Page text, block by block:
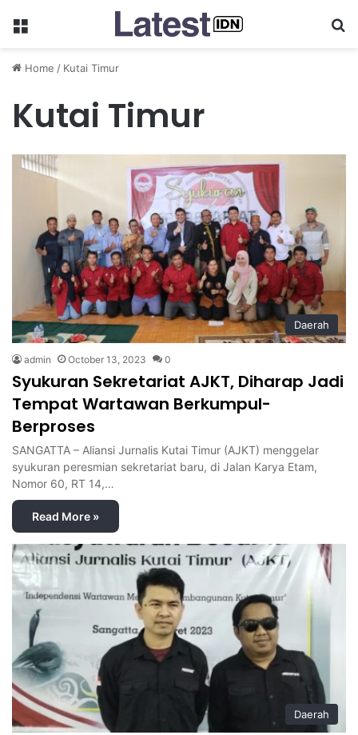
Menu
Home / Kutai Timur
Kutai Timur
Daerah
admin October 13, 2023 0
Syukuran Sekretariat AJKT, Diharap Jadi
Tempat Wartawan Berkumpul-
Berproses
SANGATTA – Aliansi Jurnalis Kutai Timur (AJKT) menggelar
syukuran peresmian sekretariat baru, di Jalan Karya Etam,
Nomor 60, RT 14,…
Read More »
Daerah